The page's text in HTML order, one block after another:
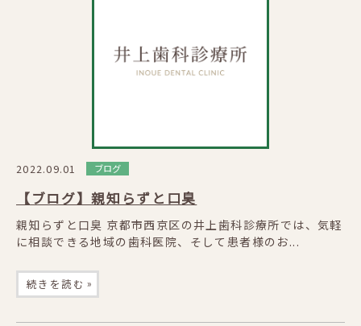
2022.09.01 ブログ
【ブログ】親知らずと口臭
親知らずと口臭 京都市西京区の井上歯科診療所では、気軽
に相談できる地域の歯科医院、そして患者様のお...
続きを読む »